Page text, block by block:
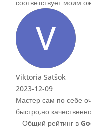
Общий рейтинг в